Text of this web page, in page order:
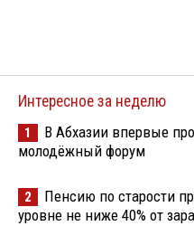
Интересное за неделю
1
В Абхазии впервые
молодёжный форум
2
Пенсию по старости
уровне не ниже 40% от